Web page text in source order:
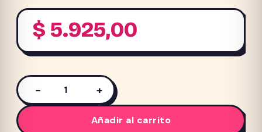
$ 5.925,00
Rascador
IMDC
-
− +
Añadir al carrito